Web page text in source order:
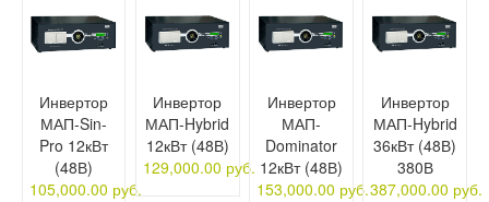
Контакты
Инвертор
МАП-Sin-
Pro 12кВт
(48В)
105,000.00 руб.
Инвертор
МАП-Hybrid
12кВт (48В)
129,000.00 руб.
Инвертор
МАП-
Dominator
12кВт (48В)
153,000.00 руб.
Инвертор
МАП-Hybrid
36кВт (48В)
380В
387,000.00 руб.